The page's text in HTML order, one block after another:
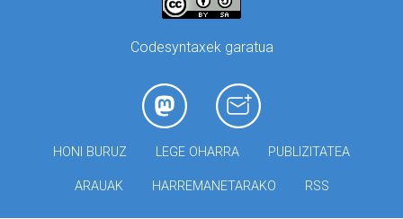
Codesyntaxek garatua
HONI BURUZ LEGE OHARRA PUBLIZITATEA
ARAUAK HARREMANETARAKO RSS